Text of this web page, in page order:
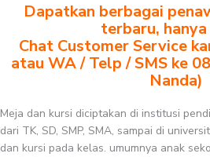
Dapatkan berbagai
terbaru,
Chat Customer Service
atau WA / Telp / SMS ke
Nanda)
Meja dan kursi diciptakan di institusi
dari TK, SD, SMP, SMA, sampai di
dan kursi pada kelas. umumnya anak